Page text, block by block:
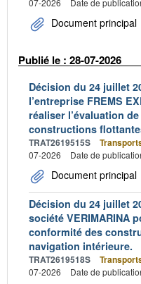
Document principal
Publié le : 28-07-2026
Décision du 24 juillet
l’entreprise FREMS
réaliser l’évaluation
constructions
TRAT2619515S
07-2026
Date de
Document principal
Décision du 24 juillet
société VERIMARINA
conformité des
navigation intérieure.
TRAT2619518S
07-2026
Date de